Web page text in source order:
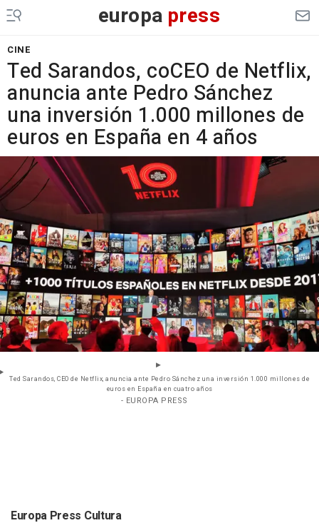
europa press
CINE
Ted Sarandos, coCEO de Netflix,
anuncia ante Pedro Sánchez
una inversión 1.000 millones de
euros en España en 4 años
Ted Sarandos, CEO de Netflix, anuncia ante Pedro Sánchez una inversión 1.000 millones de
euros en España en cuatro años
- EUROPA PRESS
Europa Press Cultura